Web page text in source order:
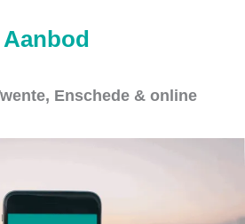
Aanbod
Enschede & online